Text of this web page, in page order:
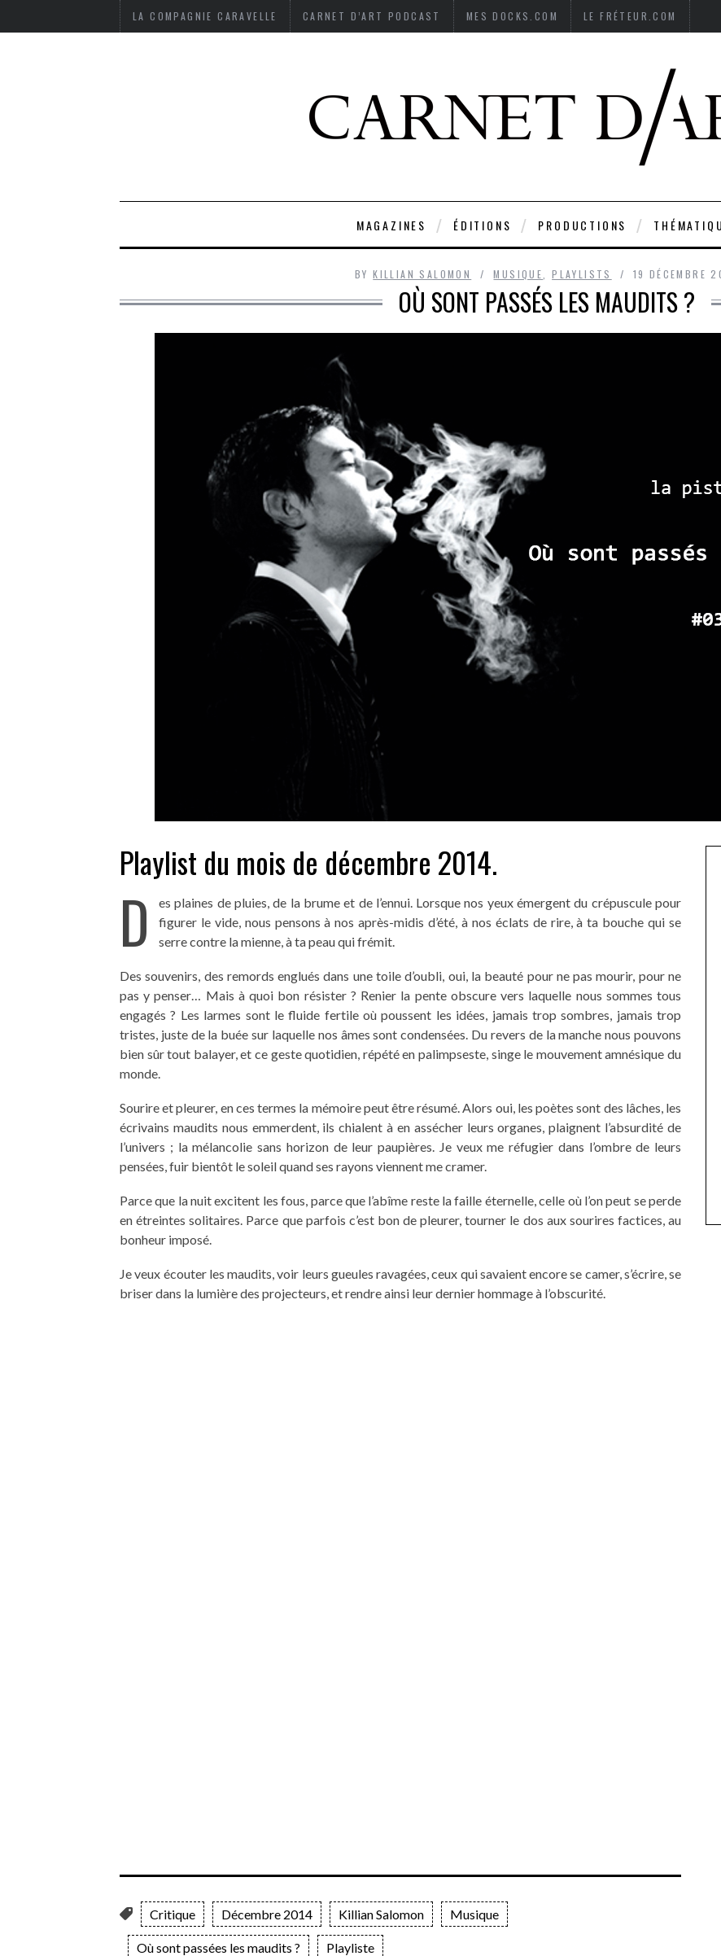
LA COMPAGNIE CARAVELLE CARNET D’ART PODCAST MES DOCKS.COM LE FRÉTEUR.COM
MAGAZINES ÉDITIONS PRODUCTIONS
BYKILLIAN SALOMON MUSIQUE ,PLAYLISTS 19 DÉCEMBRE
OÙ SONT PASSÉS LES MAUDITS ?
Playlist du mois de décembre 2014.
D
es plaines de pluies, de la brume et de l’ennui. Lorsque nos yeux émergent du crépuscule pour
figurer le vide, nous pensons à nos après-midis d’été, à nos éclats de rire, à ta bouche qui se
serre contre la mienne, à ta peau qui frémit.
Des souvenirs, des remords englués dans une toile d’oubli, oui, la beauté pour ne pas mourir, pour ne
pas y penser… Mais à quoi bon résister ? Renier la pente obscure vers laquelle nous sommes tous
engagés ? Les larmes sont le fluide fertile où poussent les idées, jamais trop sombres, jamais trop
tristes, juste de la buée sur laquelle nos âmes sont condensées. Du revers de la manche nous pouvons
bien sûr tout balayer, et ce geste quotidien, répété en palimpseste, singe le mouvement amnésique du
monde.
Sourire et pleurer, en ces termes la mémoire peut être résumé. Alors oui, les poètes sont des lâches, les
écrivains maudits nous emmerdent, ils chialent à en assécher leurs organes, plaignent l’absurdité de
l’univers ; la mélancolie sans horizon de leur paupières. Je veux me réfugier dans l’ombre de leurs
pensées, fuir bientôt le soleil quand ses rayons viennent me cramer.
Parce que la nuit excitent les fous, parce que l’abîme reste la faille éternelle, celle où l’on peut se perde
en étreintes solitaires. Parce que parfois c’est bon de pleurer, tourner le dos aux sourires factices, au
bonheur imposé.
Je veux écouter les maudits, voir leurs gueules ravagées, ceux qui savaient encore se camer, s’écrire, se
briser dans la lumière des projecteurs, et rendre ainsi leur dernier hommage à l’obscurité.
Critique Décembre 2014 Killian Salomon Musique
Où sont passées les maudits ? Playliste